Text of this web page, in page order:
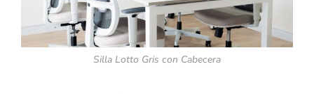
Silla Lotto Gris con Cabecera